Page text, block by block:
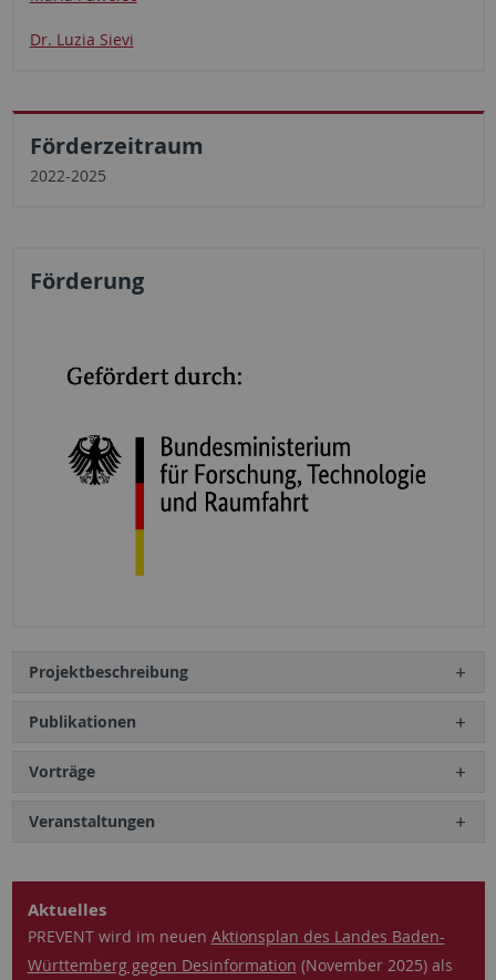
Dr. Luzia Sievi
Förderzeitraum
2022-2025
Förderung
Projektbeschreibung
Publikationen
Vorträge
Veranstaltungen
Aktuelles
PREVENT wird im neuen Aktionsplan des Landes Baden-
Württemberg gegen Desinformation (November 2025) als